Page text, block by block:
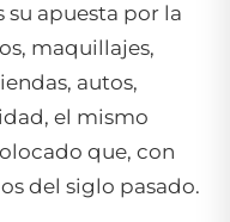
su apuesta por la
maquillajes,
autos,
el mismo
que, con
del siglo pasado.